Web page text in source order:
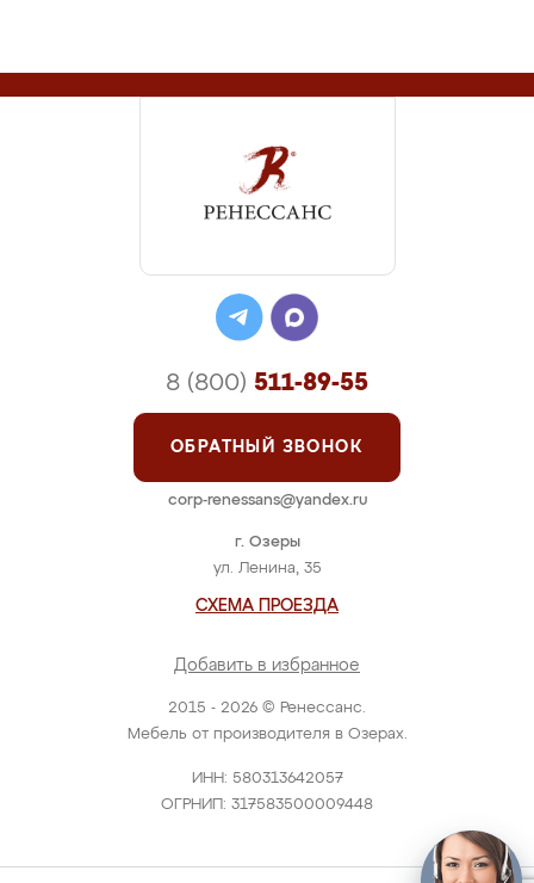
2015 - 2026 © Ренессанс.
Мебель от производителя в Озерах.
ИНН: 580313642057
ОГРНИП: 317583500009448
г. Озеры
ул. Ленина, 35
СХЕМА ПРОЕЗДА
Добавить в избранное
8 (800) 511-89-55
ОБРАТНЫЙ ЗВОНОК
corp-renessans@yandex.ru